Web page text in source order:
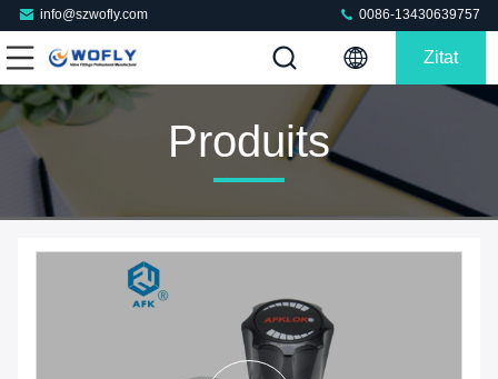
info@szwofly.com 0086-13430639757
Zitat
Produits